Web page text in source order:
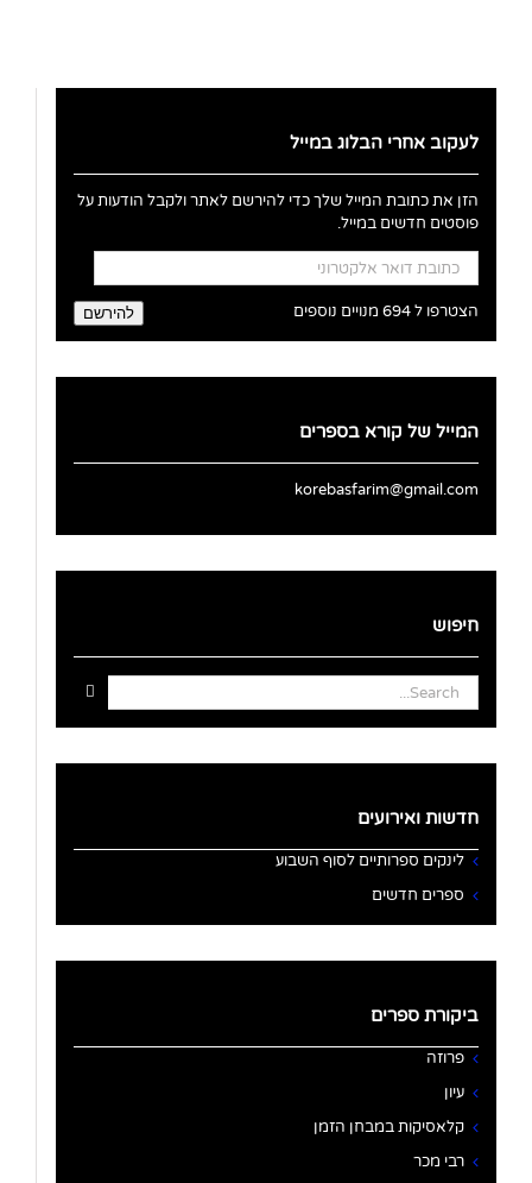
לעקוב אחרי הבלוג במייל
הזן את כתובת המייל שלך כדי להירשם לאתר ולקבל הודעות על
פוסטים חדשים במייל.
כתובת
דואר
אלקטרוני
להירשם הצטרפו ל 694 מנויים נוספים
המייל של קורא בספרים
korebasfarim@gmail.com
חיפוש
Search
for:
חדשות ואירועים
לינקים ספרותיים לסוף השבוע
ספרים חדשים
ביקורת ספרים
פרוזה
עיון
קלאסיקות במבחן הזמן
רבי מכר